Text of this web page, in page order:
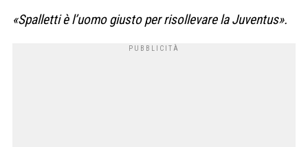
«Spalletti è l’uomo giusto per risollevare la Juventus».